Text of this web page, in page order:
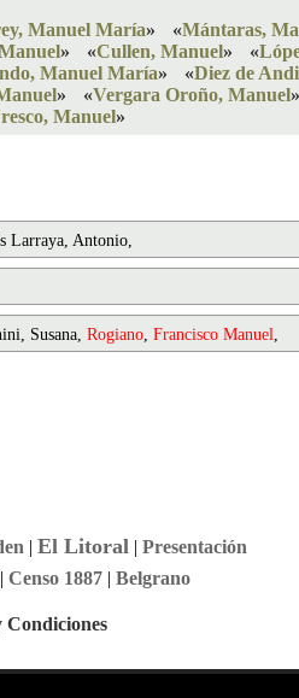
Manuel María» «Mántaras,
» «Cullen, Manuel» «
Manuel María» «Diez de
» «Vergara Oroño, Manuel»
Manuel»
Larraya, Antonio,
Susana, Rogiano, Francisco Manuel,
| El Litoral | Presentación
Censo 1887| Belgrano
Condiciones